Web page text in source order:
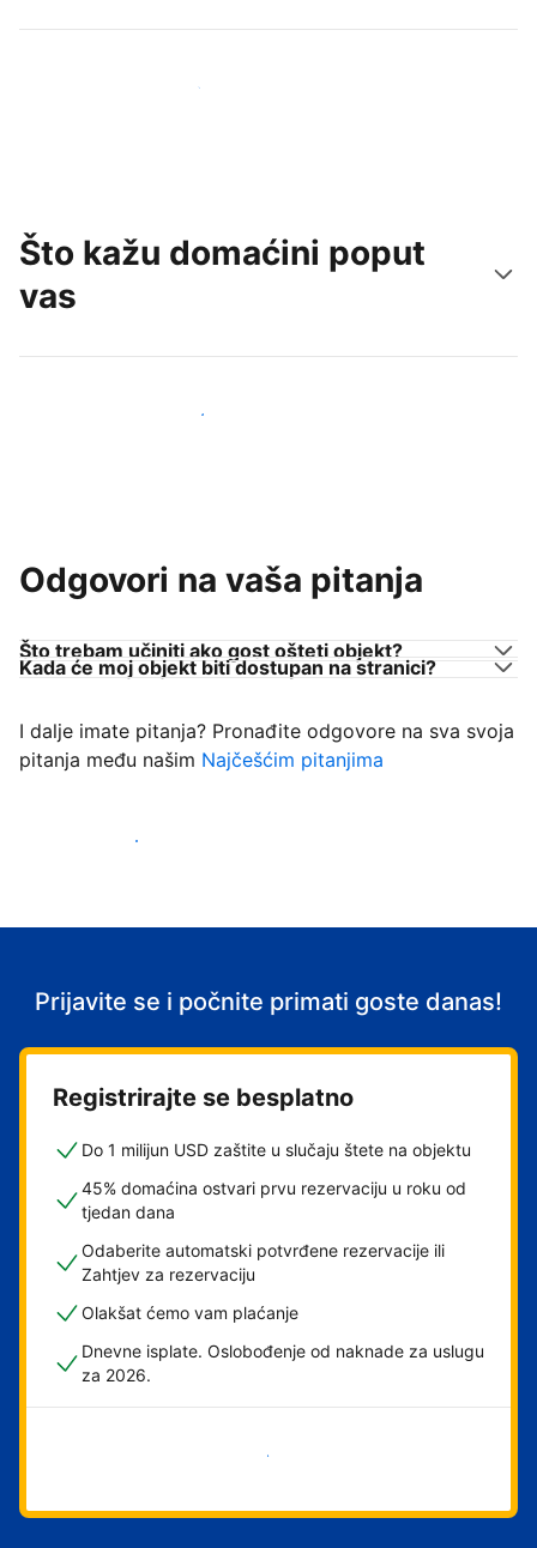
Doprite do novih gostiju već danas
Što kažu domaćini poput
vas
Pridružite se domaćinima poput vas
Odgovori na vaša pitanja
Što trebam učiniti ako gost ošteti objekt?
Kada će moj objekt biti dostupan na stranici?
I dalje imate pitanja? Pronađite odgovore na sva svoja
pitanja među našim Najčešćim pitanjima
Počnite primati goste
Prijavite se i počnite primati goste danas!
Registrirajte se besplatno
Do 1 milijun USD zaštite u slučaju štete na objektu
45% domaćina ostvari prvu rezervaciju u roku od
tjedan dana
Odaberite automatski potvrđene rezervacije ili
Zahtjev za rezervaciju
Olakšat ćemo vam plaćanje
Dnevne isplate. Oslobođenje od naknade za uslugu
za 2026.
Započni odmah